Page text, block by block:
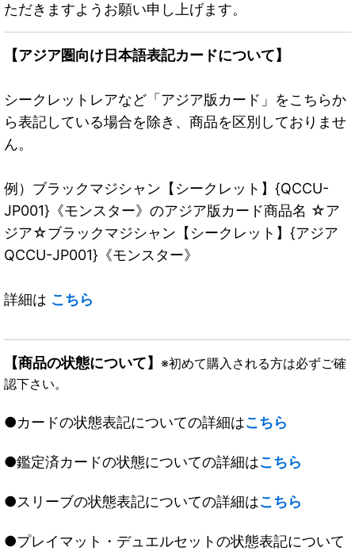
ただきますようお願い申し上げます。
【アジア圏向け日本語表記カードについて】
シークレットレアなど「アジア版カード」をこちらか
ら表記している場合を除き、商品を区別しておりませ
ん。
例）ブラックマジシャン【シークレット】{QCCU-
JP001}《モンスター》のアジア版カード商品名 ☆ア
ジア☆ブラックマジシャン【シークレット】{アジア
QCCU-JP001}《モンスター》
詳細は こちら
【商品の状態について】 ※初めて購入される方は必ずご確
認下さい。
●カードの状態表記についての詳細はこちら
●鑑定済カードの状態についての詳細はこちら
●スリーブの状態表記についての詳細はこちら
●プレイマット・デュエルセットの状態表記について